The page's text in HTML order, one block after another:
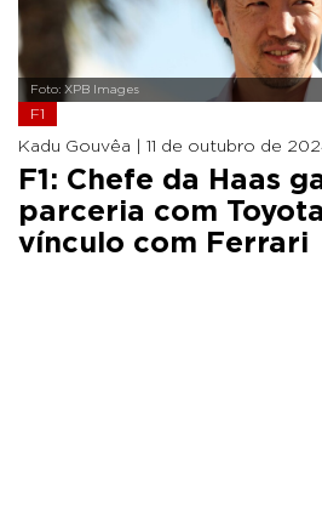
Foto: XPB Images
F1
Kadu Gouvêa | 11 de outubro de
F1: Chefe da Haas
parceria com
vínculo com Ferrari